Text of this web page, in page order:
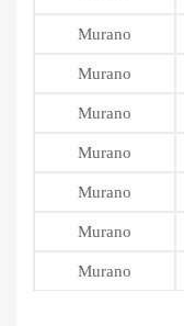
Murano
Murano
Murano
Murano
Murano
Murano
Murano